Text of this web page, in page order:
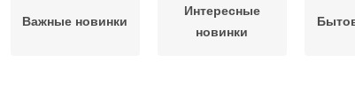
Важные новинки
Интересные
новинки